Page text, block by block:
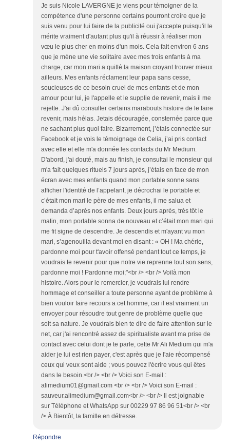
Je suis Nicole LAVERGNE je viens pour témoigner de la
compétence d'une personne certains pourront croire que je
suis venu pour lui faire de la publicité oui j'accepte puisqu'il le
mérite vraiment d'autant plus qu'il à réussir à réaliser mon
vœu le plus cher en moins d'un mois. Cela fait environ 6 ans
que je mène une vie solitaire avec mes trois enfants à ma
charge, car mon mari a quitté la maison croyant trouver mieux
ailleurs. Mes enfants réclament leur papa sans cesse,
soucieuses de ce besoin cruel de mes enfants et de mon
amour pour lui, je l'appelle et le supplie de revenir, mais il me
rejette. J'ai dû consulter certains marabouts histoire de le faire
revenir, mais hélas. Jetais découragée, consternée parce que
ne sachant plus quoi faire. Bizarrement, j’étais connectée sur
Facebook et je vois le témoignage de Celia, j’ai pris contact
avec elle et elle m'a donnée les contacts du Mr Medium.
D'abord, j'ai douté, mais au finish, je consultai le monsieur qui
m'a fait quelques rituels 7 jours après, j’étais en face de mon
écran avec mes enfants quand mon portable sonne sans
afficher l'identité de l’appelant, je décrochai le portable et
c’était mon mari le père de mes enfants, il me salua et
demanda d’après nos enfants. Deux jours après, très tôt le
matin, mon portable sonna de nouveau et c’était mon mari qui
me fit signe de descendre. Je descendis et m'ayant vu mon
mari, s’agenouilla devant moi en disant : « OH ! Ma chérie,
pardonne moi pour t'avoir offensé pendant tout ce temps, je
voudrais te revenir pour que notre vie reprenne tout son sens,
pardonne moi ! Pardonne moi;"<br /> <br /> Voilà mon
histoire. Alors pour le remercier, je voudrais lui rendre
hommage et conseiller a toute personne ayant de problème à
bien vouloir faire recours a cet homme, car il est vraiment un
envoyer pour résoudre tout genre de problème quelle que
soit sa nature. Je voudrais bien te dire de faire attention sur le
net, car j'ai rencontré assez de spiritualiste avant ma prise de
contact avec celui dont je te parle, cette Mr Ali Medium qui m'a
aider je lui est rien payer, c'est après que je l'aie récompensé
ceux qui veux sont aide ; vous pouvez l'écrire vous qui êtes
dans le besoin.<br /> <br /> Voici son E-mail :
alimedium01@gmail.com <br /> <br /> Voici son E-mail :
sauveur.alimedium@gmail.com<br /> <br /> Il est joignable
sur Téléphone et WhatsApp sur 00229 97 86 96 51<br /> <br
/> À Bientôt, la famille en détresse.
Répondre